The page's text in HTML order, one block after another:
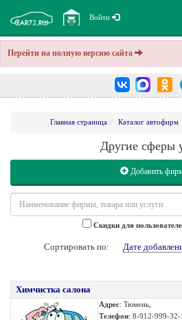
Перейти на полную версию сайта
Войти
Главная страница Каталог автофирм
Другие сферы
Добавить
Cкидки для
Сортировать по: Дате
Химчистка салона
Адрес: Тюмень,
Телефон: 8-912-999-32-